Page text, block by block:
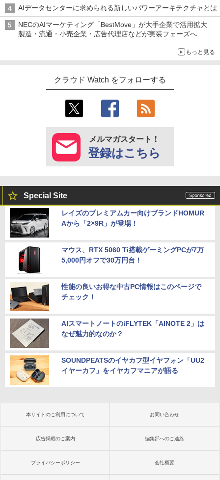
AIデータセンターに求められる新しいパワーアーキテクチャとは
NECのAIマーケティング「BestMove」が大手企業で活用拡大
製造・流通・小売企業・広告代理店などが実装フェーズへ
もっと見る
クラウド Watch をフォローする
メルマガスタート！
登録はこちら
Special Site
レイズのプレミアムカー向けブランドHOMUR
Aから「2×9R」が登場！
マウス、RTX 5060 Ti搭載ゲーミングPCが7万
5,000円オフで30万円台！
性能の良いお得な中古PC情報はこのページで
チェック！
AIスマートノートのiFLYTEK「AINOTE 2」は
なぜ魅力的なのか？
SOUNDPEATSのイヤカフ型イヤフォン「UU2
イヤーカフ」をイヤカフマニアが語る
本サイトのご利用について お問い合わせ
広告掲載のご案内 編集部へのご連絡
プライバシーポリシー 会社概要